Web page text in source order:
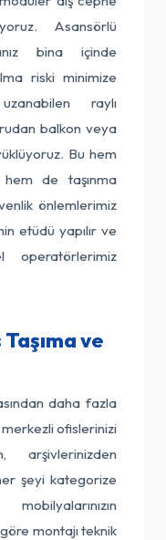
Asansörlü
bina içinde
riski minimize
raylı
balkon veya
Bu hem
de taşınma
önlemlerimiz
etüdü yapılır ve
operatörlerimiz
ve
daha fazla
ofislerinizi
arşivlerinizden
şeyi kategorize
montajı teknik